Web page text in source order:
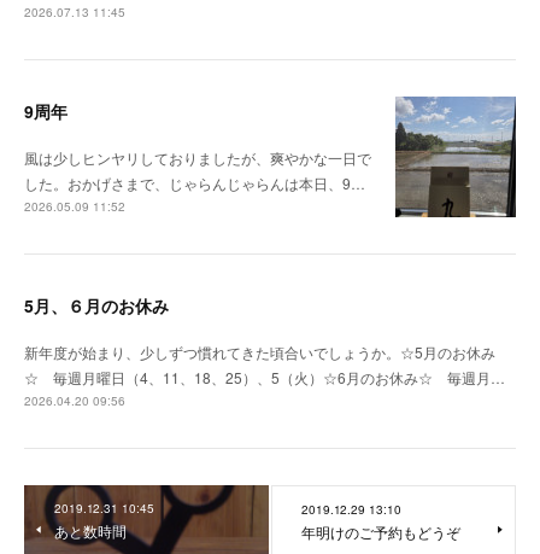
2026.07.13 11:45
9周年
風は少しヒンヤリしておりましたが、爽やかな一日で
した。おかげさまで、じゃらんじゃらんは本日、9…
2026.05.09 11:52
5月、６月のお休み
新年度が始まり、少しずつ慣れてきた頃合いでしょうか。☆5月のお休み
☆ 毎週月曜日（4、11、18、25）、5（火）☆6月のお休み☆ 毎週月…
2026.04.20 09:56
2019.12.31 10:45
あと数時間
2019.12.29 13:10
年明けのご予約もどうぞ